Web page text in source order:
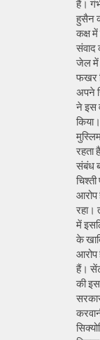
हैं।
हुसैन
कक्ष
संवाद
जेल में
फखर
अपने
ने इस
रहता
संबंध
आरोप
रहा।
में
के
आरोप
हैं।
की